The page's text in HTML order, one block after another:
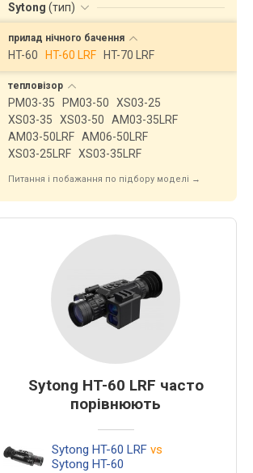
Sytong (тип)
прилад нічного бачення
HT-60 HT-60 LRF HT-70 LRF
тепловізор
PM03-35 PM03-50
XS03-25
XS03-35
XS03-50
AM03-35LRF
AM03-50LRF AM06-50LRF
XS03-25LRF XS03-35LRF
Питання і побажання по підбору моделі →
Sytong HT-60 LRF часто
порівнюють
Sytong HT-60 LRF vs
Sytong HT-60